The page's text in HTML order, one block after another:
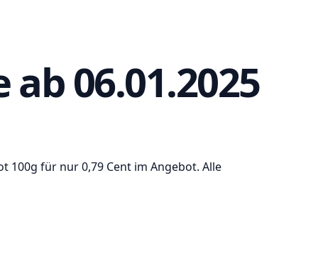
06.01.2025
100g für nur 0,79 Cent im Angebot. Alle